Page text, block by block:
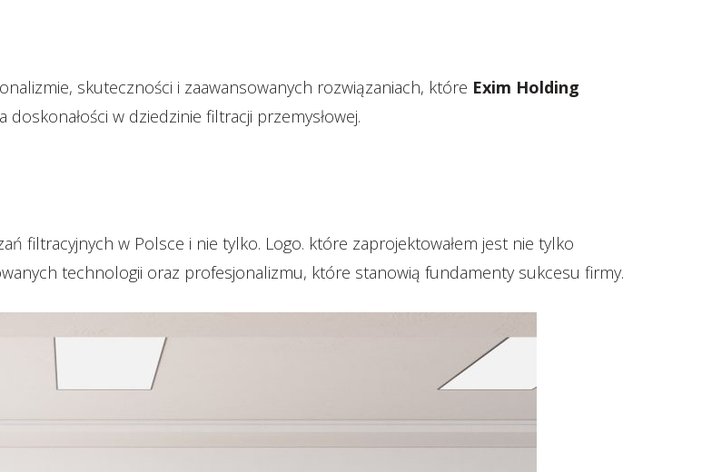
skuteczności i zaawansowanych rozwiązaniach, które Exim Holding
w dziedzinie filtracji przemysłowej.
filtracyjnych w Polsce i nie tylko. Logo. które zaprojektowałem jest nie tylko
technologii oraz profesjonalizmu, które stanowią fundamenty sukcesu firmy.